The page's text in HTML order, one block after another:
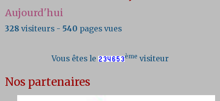
Aujourd'hui
328 visiteurs - 540 pages vues
Vous êtes le ème visiteur
Nos partenaires